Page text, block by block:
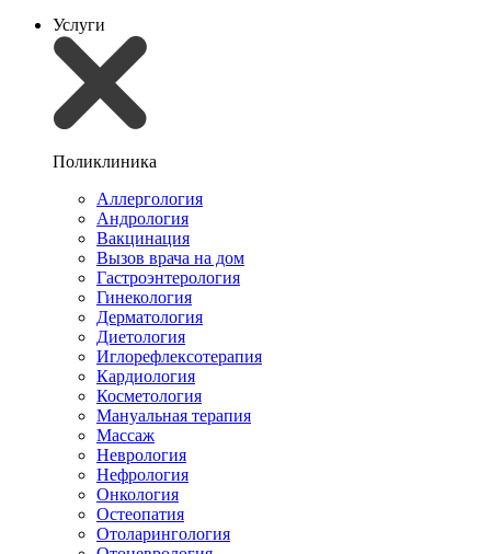
Услуги
Поликлиника
Аллергология
Андрология
Вакцинация
Вызов врача на дом
Гастроэнтерология
Гинекология
Дерматология
Диетология
Иглорефлексотерапия
Кардиология
Косметология
Мануальная терапия
Массаж
Неврология
Нефрология
Онкология
Остеопатия
Отоларингология